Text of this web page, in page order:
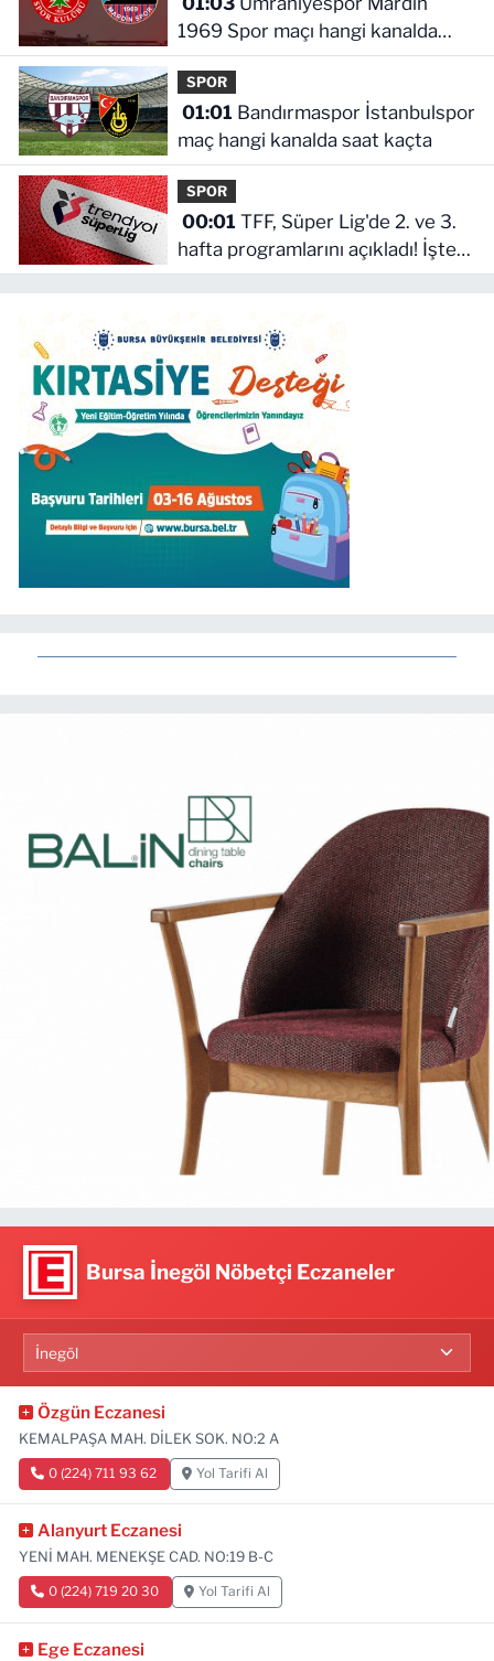
1969 Spor maçı hangi kanalda
saat kaçta!
SPOR
01:01
maç hangi kanalda saat kaçta
SPOR
00:01
hafta programlarını açıkladı! İşte
maçların başlama saati
Bursa İnegöl Nöbetçi Eczaneler
Özgün Eczanesi
KEMALPAŞA MAH. DİLEK SOK. NO:2 A
0 (224) 711 93 62 Yol Tarifi Al
Alanyurt Eczanesi
YENİ MAH. MENEKŞE CAD. NO:19 B-C
0 (224) 719 20 30 Yol Tarifi Al
Ege Eczanesi